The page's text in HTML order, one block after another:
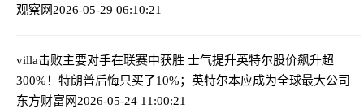
观察网2026-05-29 06:10:21
villa击败主要对手在联赛中获胜 士气提升英特尔股价飙升超
300%！特朗普后悔只买了10%；英特尔本应成为全球最大公司
东方财富网2026-05-24 11:00:21